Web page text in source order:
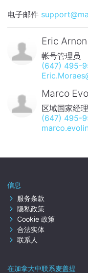
电子邮件
Eric
帐号管理员
(647) 495-
Marco
区域国家经理
(647) 495-
信息
服务条款
隐私政策
Cookie 政策
合法实体
联系人
在加拿大中联系麦盖提